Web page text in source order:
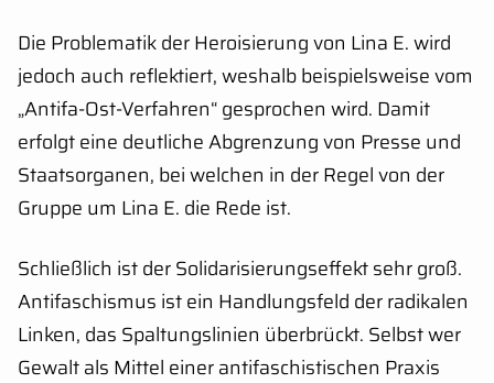
Die Problematik der Heroisierung von Lina E. wird
jedoch auch reflektiert, weshalb beispielsweise vom
„Antifa-Ost-Verfahren“ gesprochen wird. Damit
erfolgt eine deutliche Abgrenzung von Presse und
Staatsorganen, bei welchen in der Regel von der
Gruppe um Lina E. die Rede ist.
Schließlich ist der Solidarisierungseffekt sehr groß.
Antifaschismus ist ein Handlungsfeld der radikalen
Linken, das Spaltungslinien überbrückt. Selbst wer
Gewalt als Mittel einer antifaschistischen Praxis